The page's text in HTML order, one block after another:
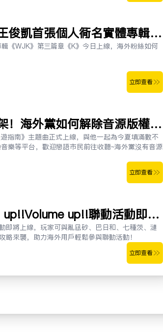
俊凱首張個人同名實體專輯
《WJK》第三篇章《K》今日上線，海外粉絲如何
立即查看
！海外黨如何解除音源版權限
指南》主題曲正式上線，與他一起為今夏填滿數不
樂等平台，歡迎戀語市民前往收聽~海外黨沒有音源
立即查看
up!!聯動活動即將
將上線，玩家可與亂凪砂、巴日和、七種茨、漣
來襲，助力海外用户輕鬆參與聯動活動！
立即查看